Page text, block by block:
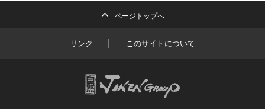
ページトップへ
リンク このサイトについて